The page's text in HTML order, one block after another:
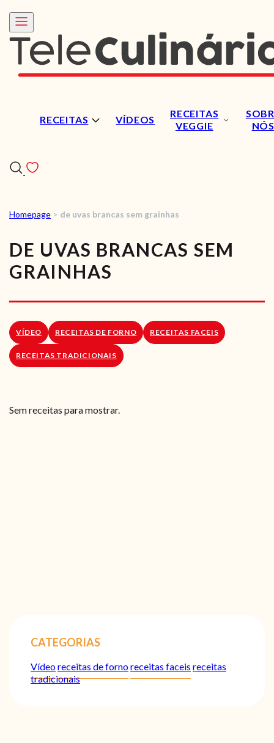
RECEITAS VÍDEOS
RECEITAS
VEGGIE
NÓS
RECEITAS
VÍDEOS
RECEITAS VEGGIE
LOJA ONLINE
Homepage > de uvas brancas sem grainhas
DE UVAS BRANCAS SEM
GRAINHAS
VÍDEO RECEITAS DE FORNO RECEITAS FACEIS
RECEITAS TRADICIONAIS
Sem receitas para mostrar.
CATEGORIAS
Vídeoreceitas de fornoreceitas faceis receitas
tradicionais